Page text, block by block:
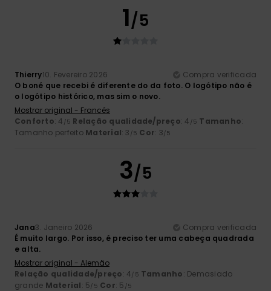
1/5
Thierry10. Fevereiro 2026
Compra verificada
O boné que recebi é diferente do da foto. O logótipo não é
o logótipo histórico, mas sim o novo.
Mostrar original - Francês
Conforto: 4 /5 Relação qualidade/preço: 4 /5 Tamanho:
Tamanho perfeito Material: 3 /5 Cor: 3/5
3/5
Jana3. Janeiro 2026
Compra verificada
É muito largo. Por isso, é preciso ter uma cabeça quadrada
e alta.
Mostrar original - Alemão
Relação qualidade/preço: 4/5 Tamanho: Demasiado
grande Material: 5/5 Cor: 5 /5